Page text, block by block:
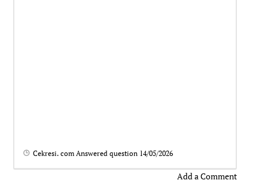
Cekresi. com Answered question 14/05/2026
Add a Comment